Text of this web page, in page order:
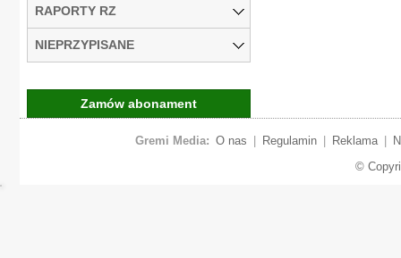
RAPORTY RZ
NIEPRZYPISANE
Zamów abonament
Gremi Media: O nas Regulamin Reklama
©